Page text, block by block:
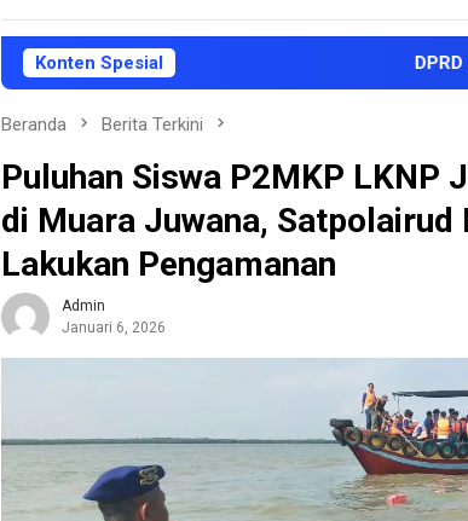
Konten Spesial DPRD dan
Beranda Berita Terkini
Puluhan Siswa P2MKP LKNP
di Muara Juwana, Satpolairud
Lakukan Pengamanan
Admin
Januari 6, 2026